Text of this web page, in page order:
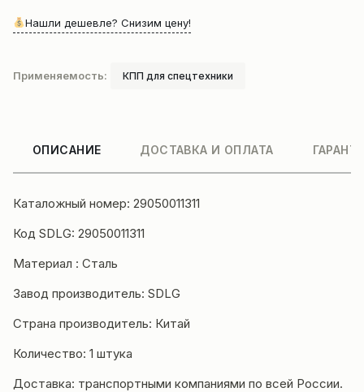
Нашли дешевле? Снизим цену!
Применяемость: КПП для спецтехники
ОПИСАНИЕ ДОСТАВКА И ОПЛАТА
Каталожный номер: 29050011311
Код SDLG: 29050011311
Материал : Сталь
Завод производитель: SDLG
Страна производитель: Китай
Количество: 1 штука
Доставка: транспортными компаниями по всей России.